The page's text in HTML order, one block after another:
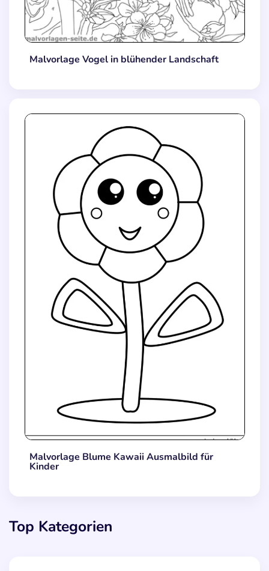
Malvorlage Vogel in blühender Landschaft
Malvorlage Blume Kawaii Ausmalbild für
Kinder
Top Kategorien